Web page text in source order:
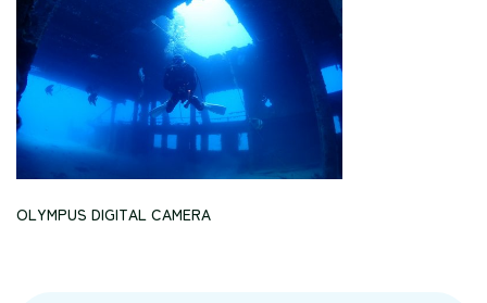
OLYMPUS DIGITAL CAMERA